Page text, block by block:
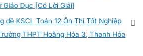
Giáo Dục [Có Lời Giải]
đề KSCL Toán 12 Ôn Thi Tốt Nghiệp
THPT Hoằng Hóa 3, Thanh Hóa